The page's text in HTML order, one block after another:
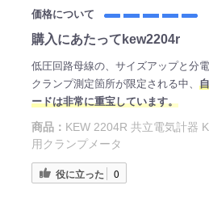
価格について
購入にあたってkew2204r
低圧回路母線の、サイズアップと分
クランプ測定箇所が限定される中、
ードは非常に重宝しています。
商品： KEW 2204R 共立電気計器
用クランプメータ
役に立った 0